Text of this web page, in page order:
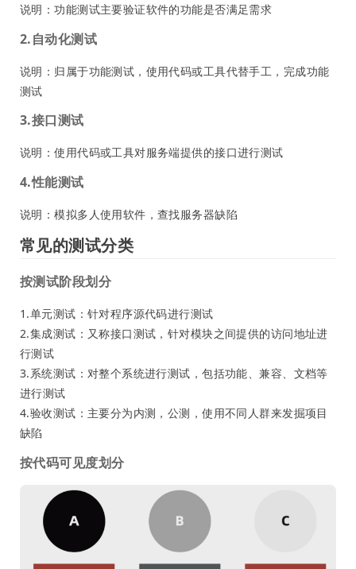
说明：功能测试主要验证软件的功能是否满足需求
2.自动化测试
说明：归属于功能测试，使用代码或工具代替手工，完成功能
测试
3.接口测试
说明：使用代码或工具对服务端提供的接口进行测试
4.性能测试
说明：模拟多人使用软件，查找服务器缺陷
常见的测试分类
按测试阶段划分
1.单元测试：针对程序源代码进行测试
2.集成测试：又称接口测试，针对模块之间提供的访问地址进
行测试
3.系统测试：对整个系统进行测试，包括功能、兼容、文档等
进行测试
4.验收测试：主要分为内测，公测，使用不同人群来发掘项目
缺陷
按代码可见度划分